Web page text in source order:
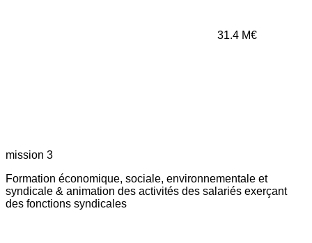
31.4 M€
mission 3
Formation économique, sociale, environnementale et
syndicale & animation des activités des salariés exerçant
des fonctions syndicales